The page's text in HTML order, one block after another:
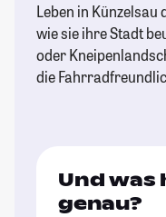
Leben in Künzelsau
wie sie ihre Stadt
oder
die
Und was
genau?